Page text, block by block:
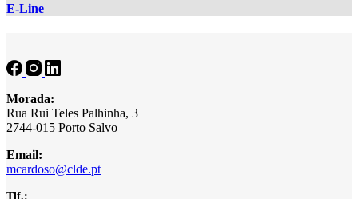
E-Line
Morada:
Rua Rui Teles Palhinha, 3
2744-015 Porto Salvo
Email:
mcardoso@clde.pt
Tlf.: